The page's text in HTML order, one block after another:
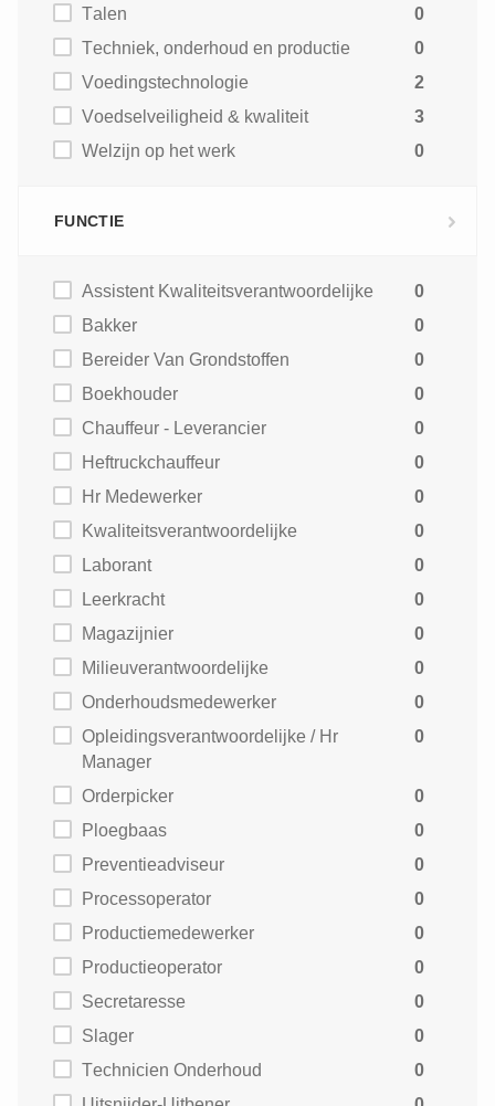
Talen
0
Techniek, onderhoud en productie
0
Voedingstechnologie
2
Voedselveiligheid & kwaliteit
3
Welzijn op het werk
0
FUNCTIE
Assistent Kwaliteitsverantwoordelijke
0
Bakker
0
Bereider Van Grondstoffen
0
Boekhouder
0
Chauffeur - Leverancier
0
Heftruckchauffeur
0
Hr Medewerker
0
Kwaliteitsverantwoordelijke
0
Laborant
0
Leerkracht
0
Magazijnier
0
Milieuverantwoordelijke
0
Onderhoudsmedewerker
0
Opleidingsverantwoordelijke / Hr
Manager
0
Orderpicker
0
Ploegbaas
0
Preventieadviseur
0
Processoperator
0
Productiemedewerker
0
Productieoperator
0
Secretaresse
0
Slager
0
Technicien Onderhoud
0